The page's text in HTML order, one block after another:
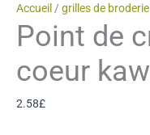
Accueil / grilles de broderie
Point de
coeur
2.58£